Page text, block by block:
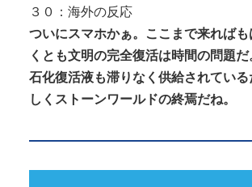
３０：海外の反応
ついにスマホかぁ。ここまで来れば
くとも文明の完全復活は時間の問題だ
石化復活液も滞りなく供給されてい
しくストーンワールドの終焉だね。